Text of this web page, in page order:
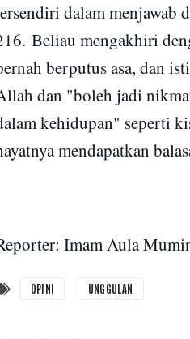
dalam menjawab
. Beliau mengakhiri
berputus asa, dan
dan "boleh jadi
kehidupan" seperti
mendapatkan
Imam Aula
OPINI UNGGULAN